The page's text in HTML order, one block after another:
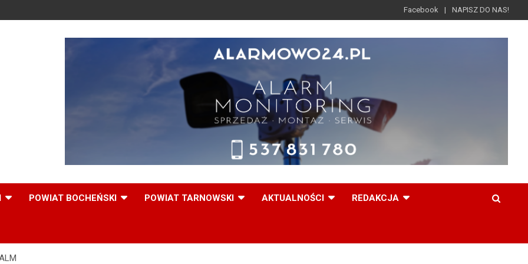
Facebook NAPISZ DO NAS!
POWIAT BOCHEŃSKI POWIAT TARNOWSKI AKTUALNOŚCI REDAKCJA